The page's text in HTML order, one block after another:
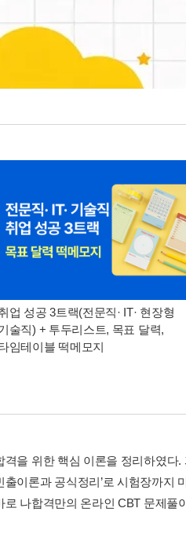
업 성공 3트랙(전문직· IT· 현장형
술직) + 투두리스트, 목표 달력,
임테이블 떡메모지
격을 위한 핵심 이론을 정리하였다
출이론과 공식정리’로 시험장까지
로 나합격만의 온라인 CBT 문제풀